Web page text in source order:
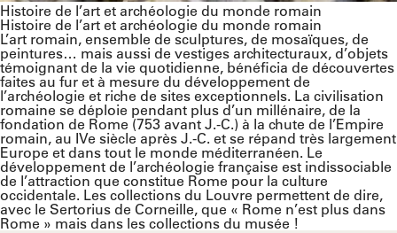
Histoire de l’art et archéologie du monde romain
Histoire de l’art et archéologie du monde romain
L’art romain, ensemble de sculptures, de mosaïques, de
peintures… mais aussi de vestiges architecturaux, d’objets
témoignant de la vie quotidienne, bénéficia de découvertes
faites au fur et à mesure du développement de
l’archéologie et riche de sites exceptionnels. La civilisation
romaine se déploie pendant plus d’un millénaire, de la
fondation de Rome (753 avant J.-C.) à la chute de l’Empire
romain, au IVe siècle après J.-C. et se répand très largement
Europe et dans tout le monde méditerranéen. Le
développement de l’archéologie française est indissociable
de l’attraction que constitue Rome pour la culture
occidentale. Les collections du Louvre permettent de dire,
avec le Sertorius de Corneille, que « Rome n’est plus dans
Rome » mais dans les collections du musée !